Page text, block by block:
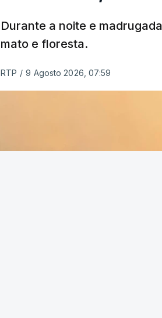
Durante a noite e
mato e floresta.
RTP / 9 Agosto 2026, 07:59